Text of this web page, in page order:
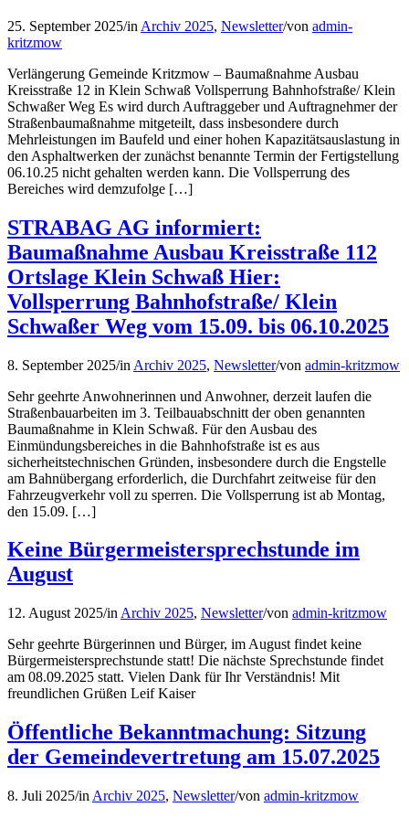
25. September 2025/in Archiv 2025, Newsletter/von admin-
kritzmow
Verlängerung Gemeinde Kritzmow – Baumaßnahme Ausbau
Kreisstraße 12 in Klein Schwaß Vollsperrung Bahnhofstraße/ Klein
Schwaßer Weg Es wird durch Auftraggeber und Auftragnehmer der
Straßenbaumaßnahme mitgeteilt, dass insbesondere durch
Mehrleistungen im Baufeld und einer hohen Kapazitätsauslastung in
den Asphaltwerken der zunächst benannte Termin der Fertigstellung
06.10.25 nicht gehalten werden kann. Die Vollsperrung des
Bereiches wird demzufolge […]
STRABAG AG informiert:
Baumaßnahme Ausbau Kreisstraße 112
Ortslage Klein Schwaß Hier:
Vollsperrung Bahnhofstraße/ Klein
Schwaßer Weg vom 15.09. bis 06.10.2025
8. September 2025/in Archiv 2025, Newsletter/von admin-kritzmow
Sehr geehrte Anwohnerinnen und Anwohner, derzeit laufen die
Straßenbauarbeiten im 3. Teilbauabschnitt der oben genannten
Baumaßnahme in Klein Schwaß. Für den Ausbau des
Einmündungsbereiches in die Bahnhofstraße ist es aus
sicherheitstechnischen Gründen, insbesondere durch die Engstelle
am Bahnübergang erforderlich, die Durchfahrt zeitweise für den
Fahrzeugverkehr voll zu sperren. Die Vollsperrung ist ab Montag,
den 15.09. […]
Keine Bürgermeistersprechstunde im
August
12. August 2025/in Archiv 2025, Newsletter/von admin-kritzmow
Sehr geehrte Bürgerinnen und Bürger, im August findet keine
Bürgermeistersprechstunde statt! Die nächste Sprechstunde findet
am 08.09.2025 statt. Vielen Dank für Ihr Verständnis! Mit
freundlichen Grüßen Leif Kaiser
Öffentliche Bekanntmachung: Sitzung
der Gemeindevertretung am 15.07.2025
8. Juli 2025/in Archiv 2025, Newsletter/von admin-kritzmow